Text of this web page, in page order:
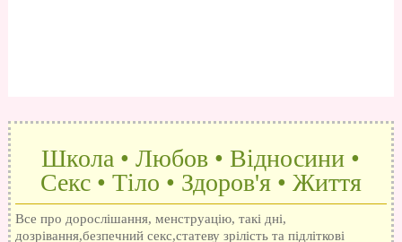
Школа • Любов • Відносини •
Секс • Тіло • Здоров'я • Життя
Все про дорослішання, менструацію, такі дні,
дозрівання,безпечний секс,статеву зрілість та підліткові